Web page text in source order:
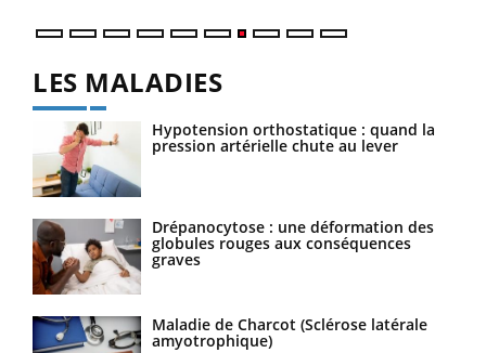
LES MALADIES
Hypotension orthostatique : quand la
pression artérielle chute au lever
Drépanocytose : une déformation des
globules rouges aux conséquences
graves
Maladie de Charcot (Sclérose latérale
amyotrophique)